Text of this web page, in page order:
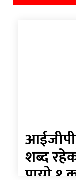
आईजीपी
शब्द